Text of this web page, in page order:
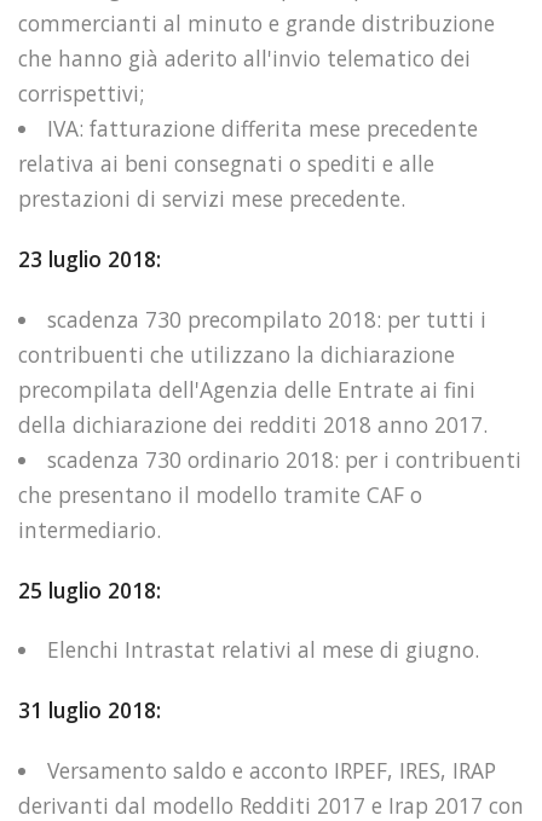
commercianti al minuto e grande distribuzione
che hanno già aderito all'invio telematico dei
corrispettivi;
IVA: fatturazione differita mese precedente
relativa ai beni consegnati o spediti e alle
prestazioni di servizi mese precedente.
23 luglio 2018:
scadenza 730 precompilato 2018: per tutti i
contribuenti che utilizzano la dichiarazione
precompilata dell'Agenzia delle Entrate ai fini
della dichiarazione dei redditi 2018 anno 2017.
scadenza 730 ordinario 2018: per i contribuenti
che presentano il modello tramite CAF o
intermediario.
25 luglio 2018:
Elenchi Intrastat relativi al mese di giugno.
31 luglio 2018:
Versamento saldo e acconto IRPEF, IRES, IRAP
derivanti dal modello Redditi 2017 e Irap 2017 con